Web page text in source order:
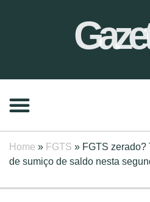
Home » FGTS » FGTS zerado?
de sumiço de saldo nesta